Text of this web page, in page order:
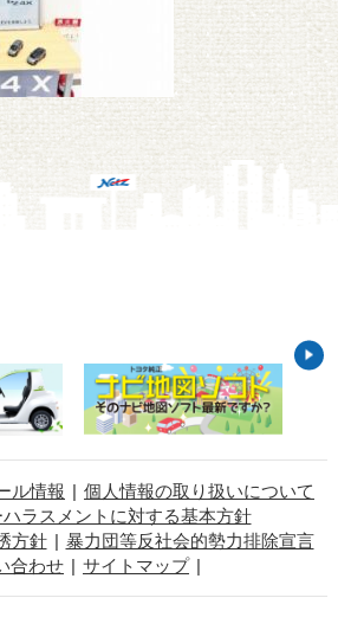
ル情報
個人情報の取り扱いについて
ハラスメントに対する基本方針
方針
暴力団等反社会的勢力排除宣言
合わせ
サイトマップ